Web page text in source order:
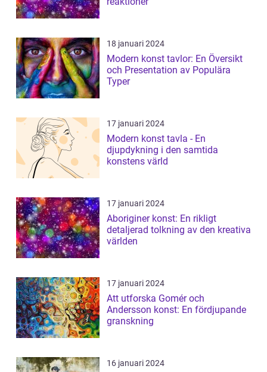
18 januari 2024
Modern konst tavlor: En Översikt
och Presentation av Populära
Typer
17 januari 2024
Modern konst tavla - En
djupdykning i den samtida
konstens värld
17 januari 2024
Aboriginer konst: En rikligt
detaljerad tolkning av den kreativa
världen
17 januari 2024
Att utforska Gomér och
Andersson konst: En fördjupande
granskning
16 januari 2024